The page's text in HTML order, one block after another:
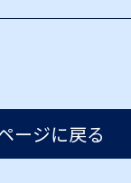
ージに戻る